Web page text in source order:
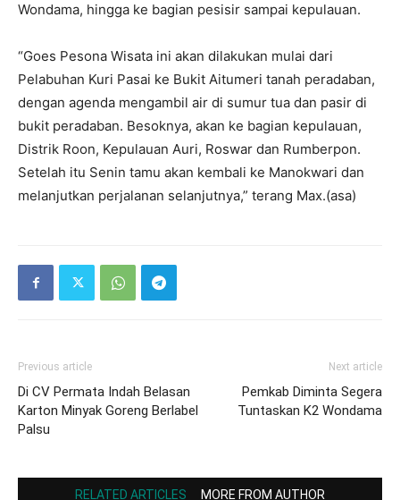
Wondama, hingga ke bagian pesisir sampai kepulauan.
“Goes Pesona Wisata ini akan dilakukan mulai dari
Pelabuhan Kuri Pasai ke Bukit Aitumeri tanah peradaban,
dengan agenda mengambil air di sumur tua dan pasir di
bukit peradaban. Besoknya, akan ke bagian kepulauan,
Distrik Roon, Kepulauan Auri, Roswar dan Rumberpon.
Setelah itu Senin tamu akan kembali ke Manokwari dan
melanjutkan perjalanan selanjutnya,” terang Max.(asa)
Previous article
Di CV Permata Indah Belasan
Karton Minyak Goreng Berlabel
Palsu
Next article
Pemkab Diminta Segera
Tuntaskan K2 Wondama
RELATED ARTICLES MORE FROM AUTHOR